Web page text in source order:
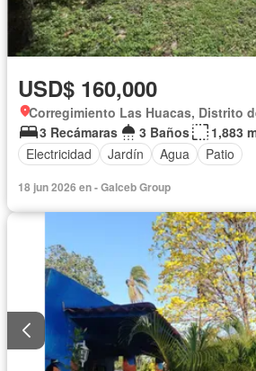
USD$ 160,000
Corregimiento Las Huacas, Distrito
3 Recámaras
3 Baños
1,883
Electricidad
Jardín Agua Patio
18 jun 2026 en - Galceb Group